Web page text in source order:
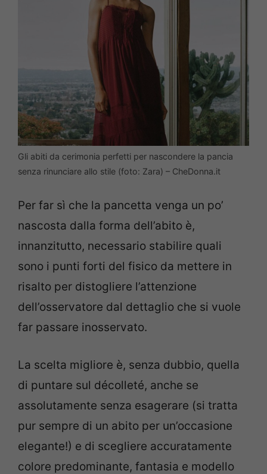
Gli abiti da cerimonia perfetti per nascondere la pancia
senza rinunciare allo stile (foto: Zara) – CheDonna.it
Per far sì che la pancetta venga un po’
nascosta dalla forma dell’abito è,
innanzitutto, necessario stabilire quali
sono i punti forti del fisico da mettere in
risalto per distogliere l’attenzione
dell’osservatore dal dettaglio che si vuole
far passare inosservato.
La scelta migliore è, senza dubbio, quella
di puntare sul décolleté, anche se
assolutamente senza esagerare (si tratta
pur sempre di un abito per un’occasione
elegante!) e di scegliere accuratamente
colore predominante, fantasia e modello